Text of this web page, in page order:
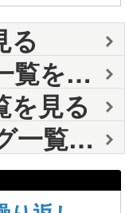
る
見る
を見る
を見る